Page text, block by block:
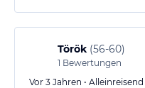
Török (56-60)
1 Bewertungen
Vor 3 Jahren •